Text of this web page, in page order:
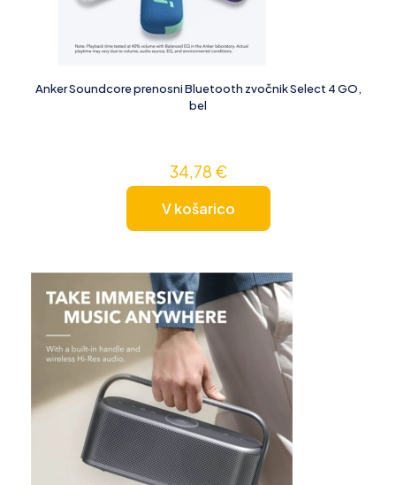
Anker Soundcore prenosni Bluetooth zvočnik Select 4 GO,
bel
34,78 €
V košarico